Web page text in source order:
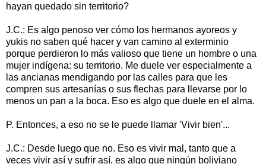
hayan quedado sin territorio?
J.C.: Es algo penoso ver cómo los hermanos ayoreos y
yukis no saben qué hacer y van camino al exterminio
porque perdieron lo más valioso que tiene un hombre o una
mujer indígena: su territorio. Me duele ver especialmente a
las ancianas mendigando por las calles para que les
compren sus artesanías o sus flechas para llevarse por lo
menos un pan a la boca. Eso es algo que duele en el alma.
P. Entonces, a eso no se le puede llamar 'Vivir bien'...
J.C.: Desde luego que no. Eso es vivir mal, tanto que a
veces vivir así y sufrir así, es algo que ningún boliviano